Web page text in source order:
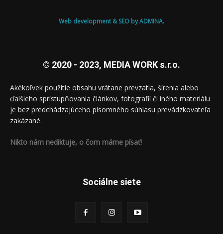
Web development & SEO by ADMINA.
© 2020 - 2023, MEDIA WORK s.r.o.
Akékoľvek použitie obsahu vrátane prevzatia, šírenia alebo
ďalšieho sprístupňovania článkov, fotografií či iného materiálu
je bez predchádzajúceho písomného súhlasu prevádzkovateľa
zakázané.
Nikto nám nediktuje, o čom máme písať!
Sociálne siete